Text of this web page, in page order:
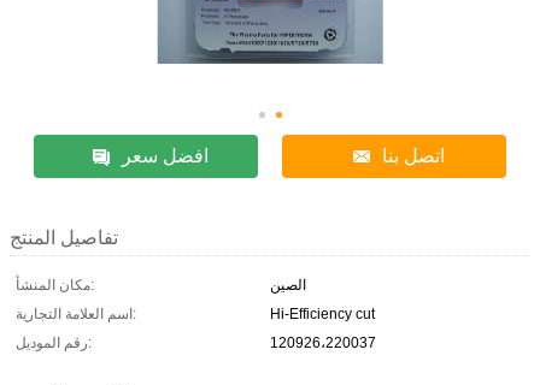
افضل سعر اتصل بنا
تفاصيل المنتج
مكان المنشأ:
الصين
اسم العلامة التجارية:
Hi-Efficiency cut
رقم الموديل:
120926،220037